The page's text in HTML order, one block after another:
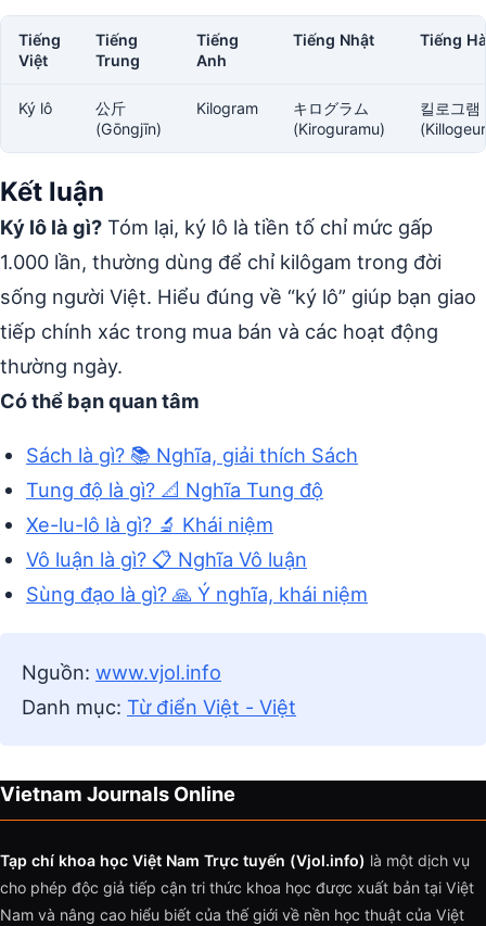
Tiếng
Việt
Tiếng
Trung
Tiếng
Anh
Tiếng Nhật Tiếng
Ký lô
公斤
(Gōngjīn)
Kilogram
キログラム
(Kiroguramu)
킬로그램
Kết luận
Ký lô là gì? Tóm lại, ký lô là tiền tố chỉ mức gấp
1.000 lần, thường dùng để chỉ kilôgam trong đời
sống người Việt. Hiểu đúng về “ký lô” giúp bạn giao
tiếp chính xác trong mua bán và các hoạt động
thường ngày.
Có thể bạn quan tâm
Sách là gì? 📚 Nghĩa, giải thích Sách
Tung độ là gì? 📐 Nghĩa Tung độ
Xe-lu-lô là gì? 🔬 Khái niệm
Vô luận là gì? 📋 Nghĩa Vô luận
Sùng đạo là gì? 🙏 Ý nghĩa, khái niệm
Nguồn: www.vjol.info
Danh mục: Từ điển Việt - Việt
Vietnam Journals Online
Tạp chí khoa học Việt Nam Trực tuyến (Vjol.info) là một dịch vụ
cho phép độc giả tiếp cận tri thức khoa học được xuất bản tại Việt
Nam và nâng cao hiểu biết của thế giới về nền học thuật của Việt